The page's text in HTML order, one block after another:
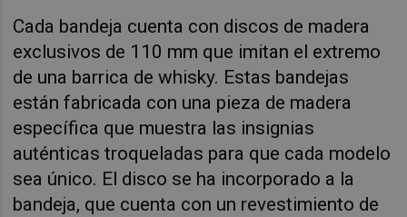
Cada bandeja cuenta con discos de madera
exclusivos de 110 mm que imitan el extremo
de una barrica de whisky. Estas bandejas
están fabricada con una pieza de madera
específica que muestra las insignias
auténticas troqueladas para que cada modelo
sea único. El disco se ha incorporado a la
bandeja, que cuenta con un revestimiento de